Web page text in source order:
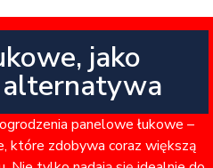
jako
panelowe łukowe –
które zdobywa coraz większą